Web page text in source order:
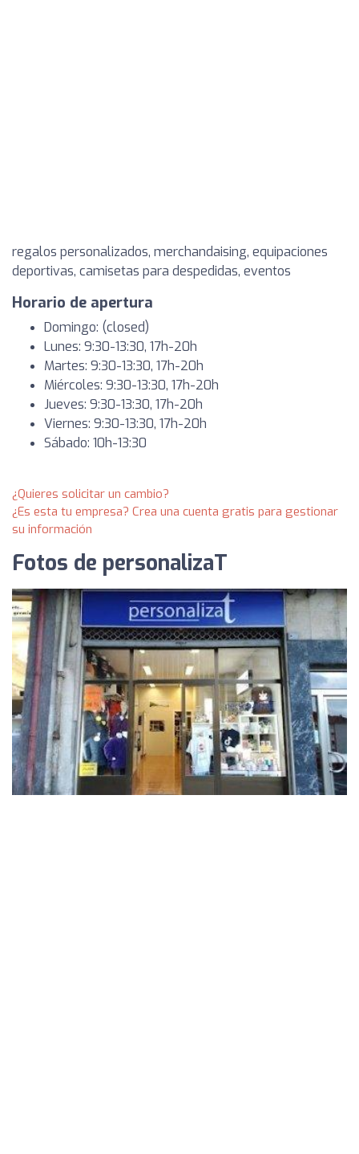
regalos personalizados, merchandaising, equipaciones
deportivas, camisetas para despedidas, eventos
Horario de apertura
Domingo: (closed)
Lunes: 9:30-13:30, 17h-20h
Martes: 9:30-13:30, 17h-20h
Miércoles: 9:30-13:30, 17h-20h
Jueves: 9:30-13:30, 17h-20h
Viernes: 9:30-13:30, 17h-20h
Sábado: 10h-13:30
¿Quieres solicitar un cambio?
¿Es esta tu empresa? Crea una cuenta gratis para gestionar
su información
Fotos de personalizaT